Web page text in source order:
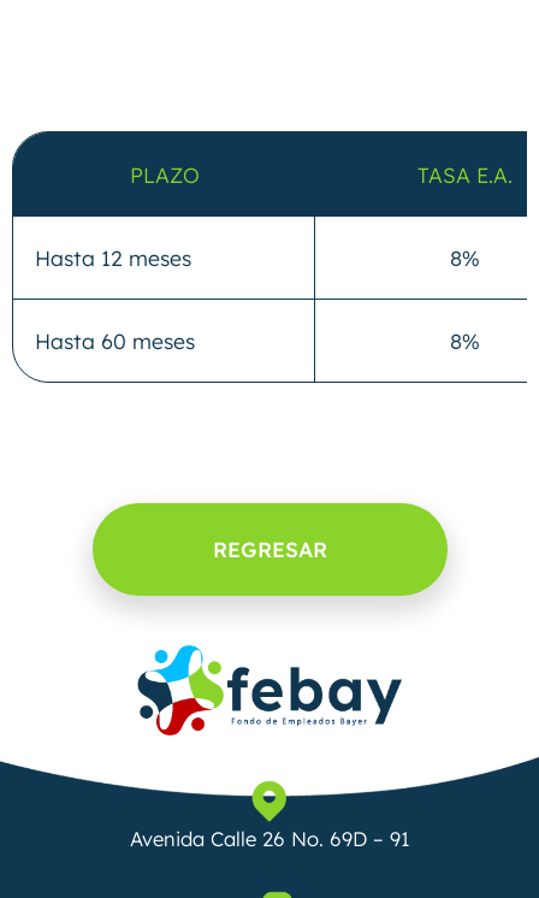
PLAZO TASA E.A.
Hasta 12 meses 8%
Hasta 60 meses 8%
REGRESAR
Avenida Calle 26 No. 69D – 91